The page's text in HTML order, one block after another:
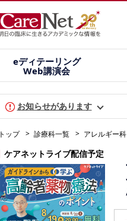
eディテーリング
Web講演会
お知らせがあります
トップ 診療科一覧 アレルギー科
ケアネットライブ配信予定